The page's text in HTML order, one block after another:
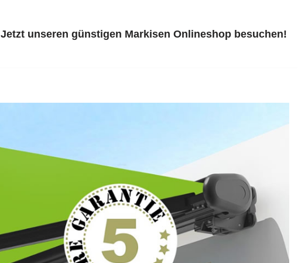
Jetzt unseren günstigen Markisen Onlineshop besuchen!